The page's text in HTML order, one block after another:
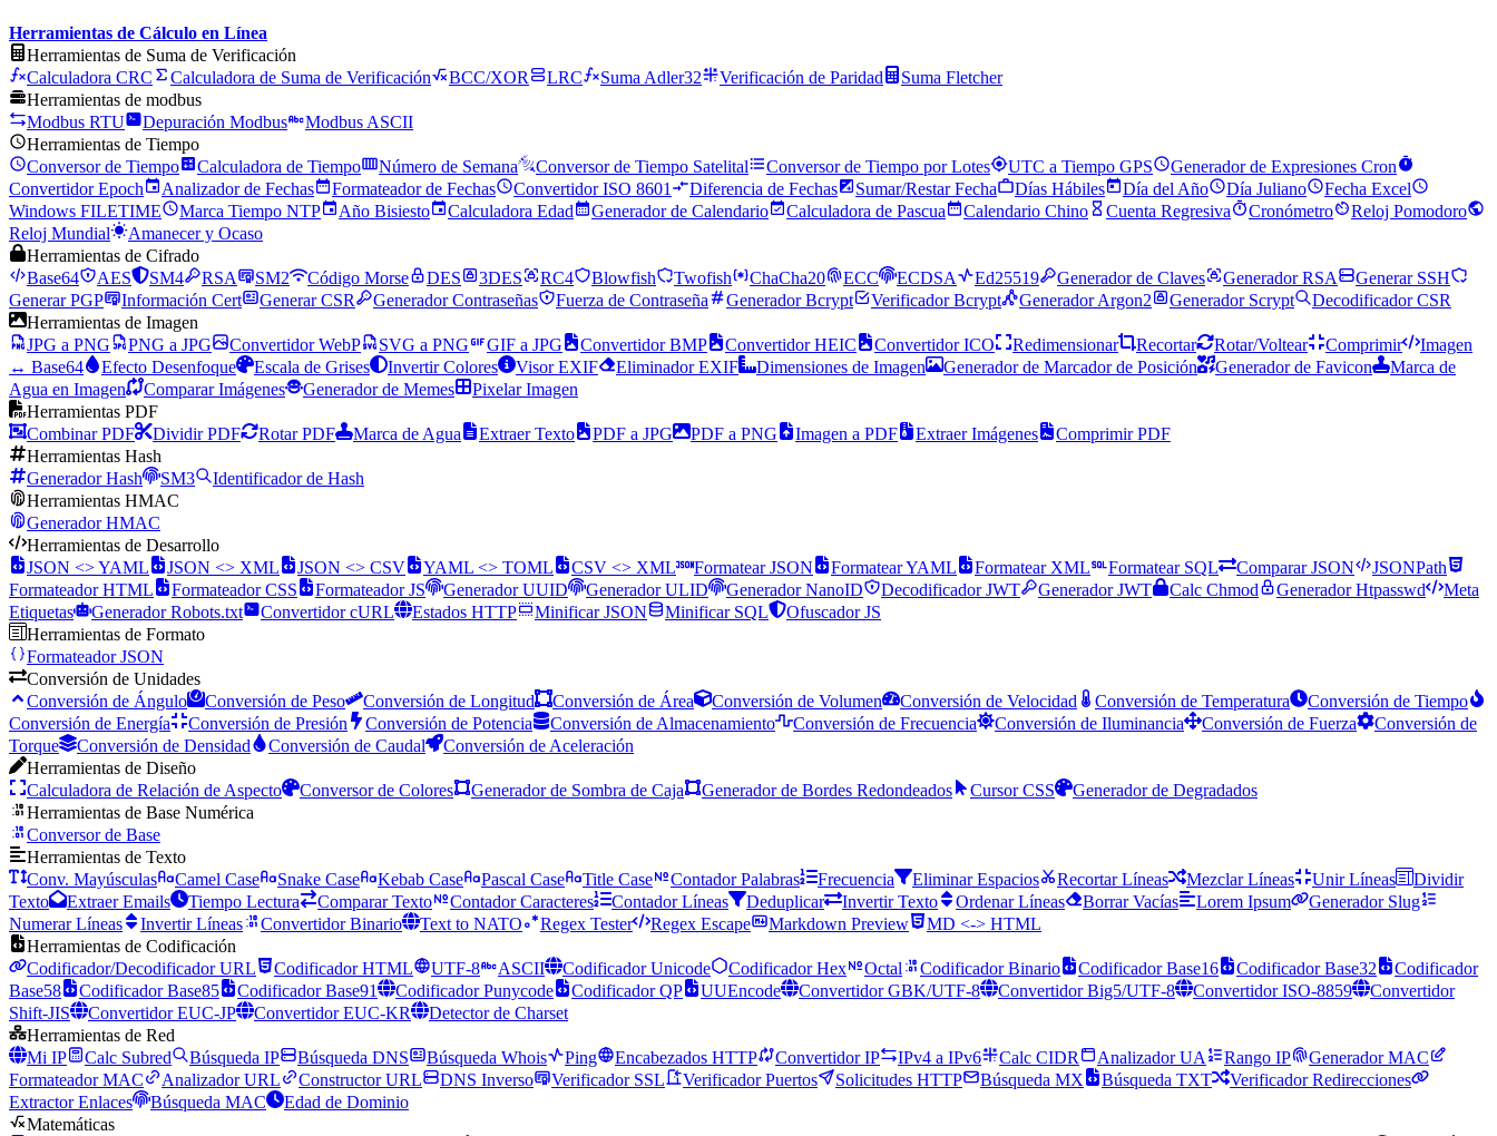
Herramientas de Cálculo en Línea
Herramientas de Suma de Verificación
Calculadora CRC
Calculadora de Suma de Verificación BCC/XOR LRC Suma Adler32 Verificación de Paridad
Suma Fletcher
Herramientas de modbus
Modbus RTU
Depuración Modbus
Modbus ASCII
Herramientas de Tiempo
Conversor de Tiempo
Calculadora de Tiempo Número de Semana Conversor de Tiempo Satelital Conversor de Tiempo por Lotes UTC a Tiempo GPS
Generador de Expresiones Cron
Convertidor Epoch
Analizador de Fechas Formateador de Fechas Convertidor ISO 8601 Diferencia de Fechas Sumar/Restar Fecha Días Hábiles Día del Año Día Juliano
Fecha Excel
Windows FILETIME
Marca Tiempo NTP Año Bisiesto Calculadora Edad Generador de Calendario Calculadora de Pascua Calendario Chino Cuenta Regresiva Cronómetro
Reloj Pomodoro
Reloj Mundial
Amanecer y Ocaso
Herramientas de Cifrado
Base64
AES SM4 RSA SM2 Código Morse DES 3DES RC4 Blowfish Twofish ChaCha20 ECC ECDSA Ed25519 Generador de Claves Generador RSA
Generar SSH
Generar PGP
Información Cert Generar CSR Generador Contraseñas Fuerza de Contraseña Generador Bcrypt Verificador Bcrypt Generador Argon2 Generador Scrypt
Decodificador CSR
Herramientas de Imagen
JPG a PNG
PNG a JPG Convertidor WebP SVG a PNG GIF a JPG Convertidor BMP Convertidor HEIC Convertidor ICO Redimensionar Recortar Rotar/Voltear Comprimir
Imagen
↔ Base64
Efecto Desenfoque Escala de Grises Invertir Colores Visor EXIF Eliminador EXIF Dimensiones de Imagen Generador de Marcador de Posición Generador de Favicon
Marca de
Agua en Imagen
Comparar Imágenes Generador de Memes
Pixelar Imagen
Herramientas PDF
Combinar PDF
Dividir PDF Rotar PDF Marca de Agua Extraer Texto PDF a JPG PDF a PNG Imagen a PDF Extraer Imágenes
Comprimir PDF
Herramientas Hash
Generador Hash
SM3
Identificador de Hash
Herramientas HMAC
Generador HMAC
Herramientas de Desarrollo
JSON <> YAML
JSON <> XML JSON <> CSV YAML <> TOML CSV <> XML Formatear JSON Formatear YAML Formatear XML Formatear SQL Comparar JSON
JSONPath
Formateador HTML
Formateador CSS Formateador JS Generador UUID Generador ULID Generador NanoID Decodificador JWT Generador JWT Calc Chmod Generador Htpasswd
Meta
Etiquetas
Generador Robots.txt Convertidor cURL Estados HTTP Minificar JSON Minificar SQL
Ofuscador JS
Herramientas de Formato
Formateador JSON
Conversión de Unidades
Conversión de Ángulo
Conversión de Peso Conversión de Longitud Conversión de Área Conversión de Volumen Conversión de Velocidad Conversión de Temperatura
Conversión de Tiempo
Conversión de Energía
Conversión de Presión Conversión de Potencia Conversión de Almacenamiento Conversión de Frecuencia Conversión de Iluminancia Conversión de Fuerza
Conversión de
Torque
Conversión de Densidad Conversión de Caudal
Conversión de Aceleración
Herramientas de Diseño
Calculadora de Relación de Aspecto
Conversor de Colores Generador de Sombra de Caja Generador de Bordes Redondeados Cursor CSS
Generador de Degradados
Herramientas de Base Numérica
Conversor de Base
Herramientas de Texto
Conv. Mayúsculas
Camel Case Snake Case Kebab Case Pascal Case Title Case Contador Palabras Frecuencia Eliminar Espacios Recortar Líneas Mezclar Líneas Unir Líneas
Dividir
Texto
Extraer Emails Tiempo Lectura Comparar Texto Contador Caracteres Contador Líneas Deduplicar Invertir Texto Ordenar Líneas Borrar Vacías Lorem Ipsum
Generador Slug
Numerar Líneas
Invertir Líneas Convertidor Binario Text to NATO Regex Tester Regex Escape Markdown Preview
MD <-> HTML
Herramientas de Codificación
Codificador/Decodificador URL
Codificador HTML UTF-8 ASCII Codificador Unicode Codificador Hex Octal Codificador Binario Codificador Base16 Codificador Base32
Codificador
Base58
Codificador Base85 Codificador Base91 Codificador Punycode Codificador QP UUEncode Convertidor GBK/UTF-8 Convertidor Big5/UTF-8 Convertidor ISO-8859
Convertidor
Shift-JIS
Convertidor EUC-JP Convertidor EUC-KR
Detector de Charset
Herramientas de Red
Mi IP
Calc Subred Búsqueda IP Búsqueda DNS Búsqueda Whois Ping Encabezados HTTP Convertidor IP IPv4 a IPv6 Calc CIDR Analizador UA Rango IP
Generador MAC
Formateador MAC
Analizador URL Constructor URL DNS Inverso Verificador SSL Verificador Puertos Solicitudes HTTP Búsqueda MX Búsqueda TXT
Verificador Redirecciones
Extractor Enlaces
Búsqueda MAC
Edad de Dominio
Matemáticas